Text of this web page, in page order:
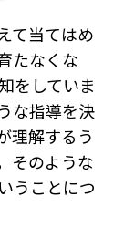
て当てはめ
たなくな
をしていま
な指導を決
理解するう
そのような
うことにつ